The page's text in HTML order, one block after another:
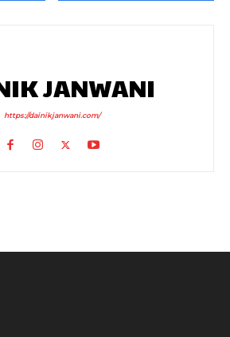
JANWANI
https://dainikjanwani.com/